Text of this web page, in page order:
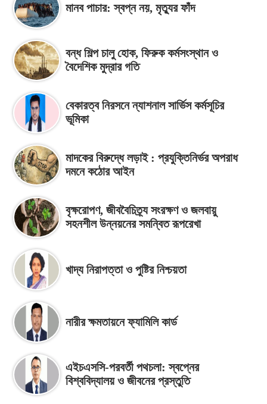
মানব পাচার: স্বপ্ন নয়, মৃত্যুর ফাঁদ
বন্ধ শিল্প চালু হোক, ফিরুক কর্মসংস্থান ও
বৈদেশিক মুদ্রার গতি
বেকারত্ব নিরসনে ন্যাশনাল সার্ভিস কর্মসূচির
ভূমিকা
মাদকের বিরুদ্ধে লড়াই : প্রযুক্তিনির্ভর অপরাধ
দমনে কঠোর আইন
বৃক্ষরোপণ, জীববৈচিত্র্য সংরক্ষণ ও জলবায়ু
সহনশীল উন্নয়নের সমন্বিত রূপরেখা
খাদ্য নিরাপত্তা ও পুষ্টির নিশ্চয়তা
নারীর ক্ষমতায়নে ফ্যামিলি কার্ড
এইচএসসি-পরবর্তী পথচলা: স্বপ্নের
বিশ্ববিদ্যালয় ও জীবনের প্রস্তুতি